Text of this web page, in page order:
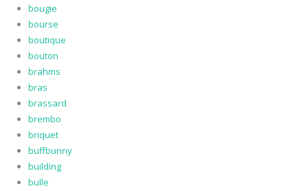
bougie
bourse
boutique
bouton
brahms
bras
brassard
brembo
briquet
buffbunny
building
bulle